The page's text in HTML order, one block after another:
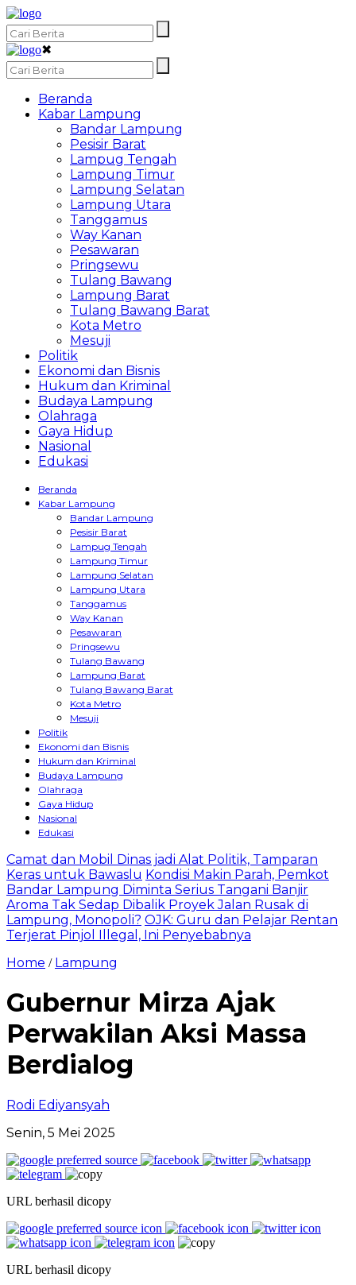
✖
Beranda
Kabar Lampung
Bandar Lampung
Pesisir Barat
Lampug Tengah
Lampung Timur
Lampung Selatan
Lampung Utara
Tanggamus
Way Kanan
Pesawaran
Pringsewu
Tulang Bawang
Lampung Barat
Tulang Bawang Barat
Kota Metro
Mesuji
Politik
Ekonomi dan Bisnis
Hukum dan Kriminal
Budaya Lampung
Olahraga
Gaya Hidup
Nasional
Edukasi
Beranda
Kabar Lampung
Bandar Lampung
Pesisir Barat
Lampug Tengah
Lampung Timur
Lampung Selatan
Lampung Utara
Tanggamus
Way Kanan
Pesawaran
Pringsewu
Tulang Bawang
Lampung Barat
Tulang Bawang Barat
Kota Metro
Mesuji
Politik
Ekonomi dan Bisnis
Hukum dan Kriminal
Budaya Lampung
Olahraga
Gaya Hidup
Nasional
Edukasi
Camat dan Mobil Dinas jadi Alat Politik, Tamparan
Keras untuk Bawaslu Kondisi Makin Parah, Pemkot
Bandar Lampung Diminta Serius Tangani Banjir
Aroma Tak Sedap Dibalik Proyek Jalan Rusak di
Lampung, Monopoli? OJK: Guru dan Pelajar Rentan
Terjerat Pinjol Illegal, Ini Penyebabnya
Home / Lampung
Gubernur Mirza Ajak
Perwakilan Aksi Massa
Berdialog
Rodi Ediyansyah
Senin, 5 Mei 2025
URL berhasil dicopy
URL berhasil dicopy